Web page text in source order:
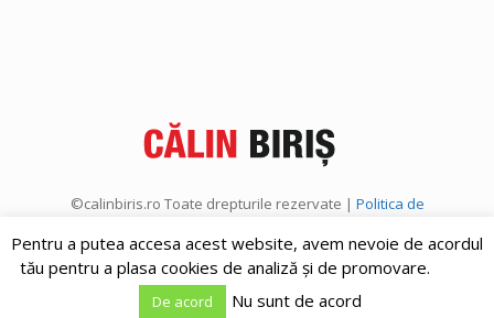
©calinbiris.ro Toate drepturile rezervate | Politica de
Pentru a putea accesa acest website, avem nevoie de acordul
tău pentru a plasa cookies de analiză și de promovare.
De acord Nu sunt de acord